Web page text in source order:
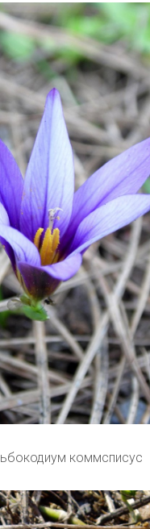
коммсписус